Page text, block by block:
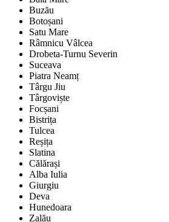
Buzău
Botoșani
Satu Mare
Râmnicu Vâlcea
Drobeta-Turnu Severin
Suceava
Piatra Neamț
Târgu Jiu
Târgoviște
Focșani
Bistrița
Tulcea
Reșița
Slatina
Călărași
Alba Iulia
Giurgiu
Deva
Hunedoara
Zalău